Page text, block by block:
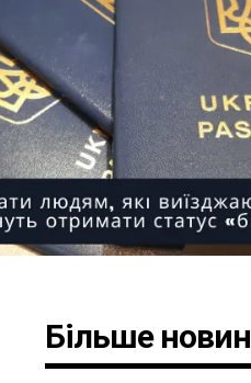
Більше новин